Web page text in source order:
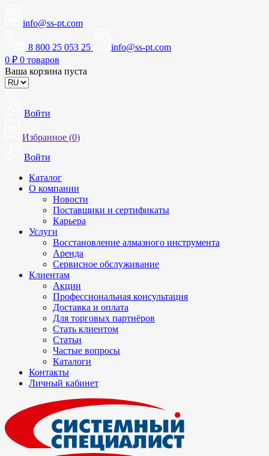
info@ss-pt.com
8 800 25 053 25
info@ss-pt.com
0 ₽ 0 товаров
Ваша корзина пуста
Войти
Избранное (0)
Войти
Каталог
О компании
Новости
Поставщики и сертификаты
Карьера
Услуги
Восстановление алмазного инструмента
Аренда
Сервисное обслуживание
Клиентам
Акции
Профессиональная консультация
Доставка и оплата
Для торговых партнёров
Стать клиентом
Статьи
Частые вопросы
Каталоги
Контакты
Личный кабинет